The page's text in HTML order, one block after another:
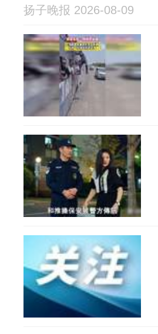
扬子晚报 2026-08-09